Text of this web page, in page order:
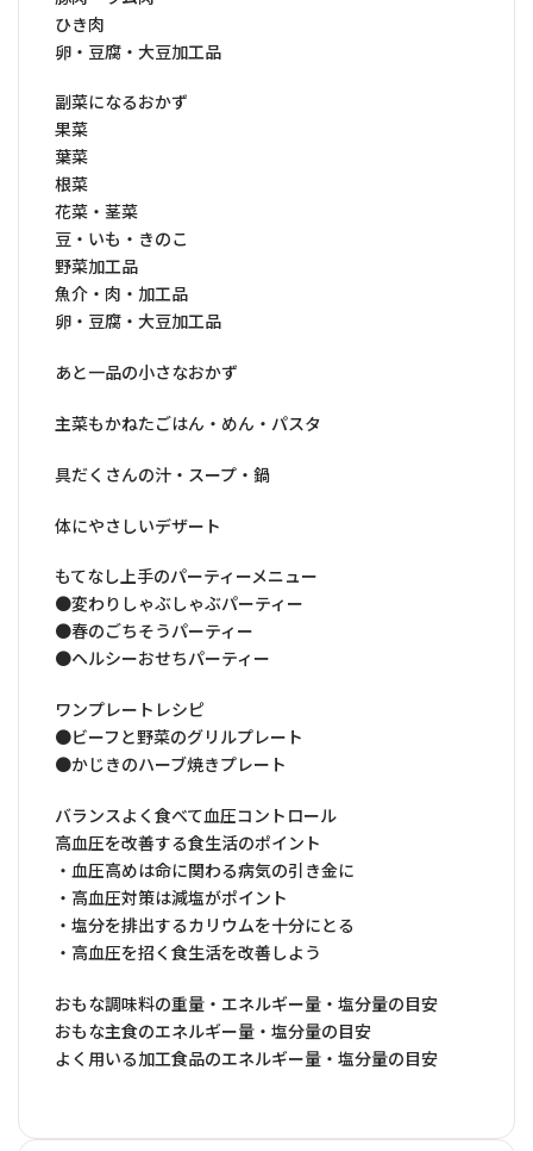
ひき肉
卵・豆腐・大豆加工品
副菜になるおかず
果菜
葉菜
根菜
花菜・茎菜
豆・いも・きのこ
野菜加工品
魚介・肉・加工品
卵・豆腐・大豆加工品
あと一品の小さなおかず
主菜もかねたごはん・めん・パスタ
具だくさんの汁・スープ・鍋
体にやさしいデザート
もてなし上手のパーティーメニュー
●変わりしゃぶしゃぶパーティー
●春のごちそうパーティー
●ヘルシーおせちパーティー
ワンプレートレシピ
●ビーフと野菜のグリルプレート
●かじきのハーブ焼きプレート
バランスよく食べて血圧コントロール
高血圧を改善する食生活のポイント
・血圧高めは命に関わる病気の引き金に
・高血圧対策は減塩がポイント
・塩分を排出するカリウムを十分にとる
・高血圧を招く食生活を改善しよう
おもな調味料の重量・エネルギー量・塩分量の目安
おもな主食のエネルギー量・塩分量の目安
よく用いる加工食品のエネルギー量・塩分量の目安